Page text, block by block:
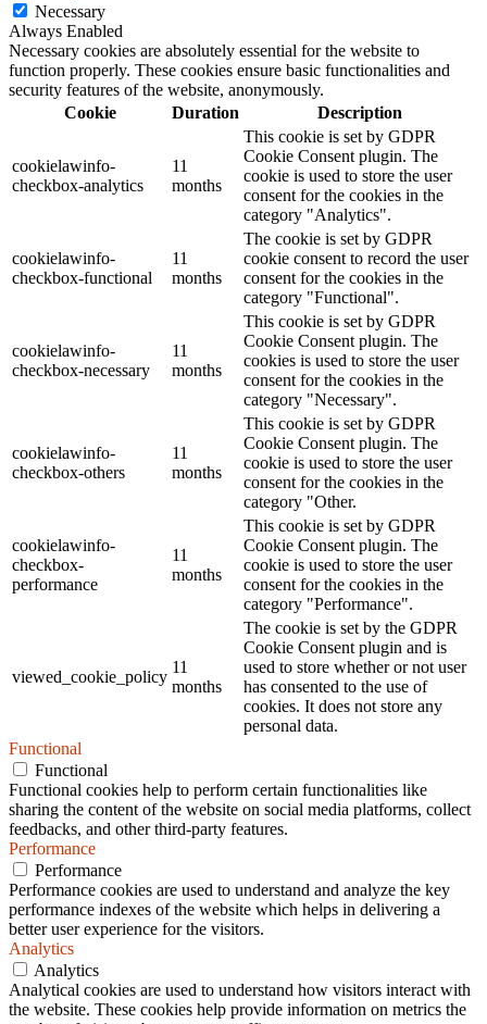
Necessary
Always Enabled
Necessary cookies are absolutely essential for the website to
function properly. These cookies ensure basic functionalities and
security features of the website, anonymously.
Cookie
Duration Description
cookielawinfo-
checkbox-analytics
11
months
This cookie is set by GDPR
Cookie Consent plugin. The
cookie is used to store the user
consent for the cookies in the
category "Analytics".
cookielawinfo-
checkbox-functional
11
months
The cookie is set by GDPR
cookie consent to record the user
consent for the cookies in the
category "Functional".
cookielawinfo-
checkbox-necessary
11
months
This cookie is set by GDPR
Cookie Consent plugin. The
cookies is used to store the user
consent for the cookies in the
category "Necessary".
cookielawinfo-
checkbox-others
11
months
This cookie is set by GDPR
Cookie Consent plugin. The
cookie is used to store the user
consent for the cookies in the
category "Other.
cookielawinfo-
checkbox-
performance
11
months
This cookie is set by GDPR
Cookie Consent plugin. The
cookie is used to store the user
consent for the cookies in the
category "Performance".
viewed_cookie_policy
11
months
The cookie is set by the GDPR
Cookie Consent plugin and is
used to store whether or not user
has consented to the use of
cookies. It does not store any
personal data.
Functional
Functional
Functional cookies help to perform certain functionalities like
sharing the content of the website on social media platforms, collect
feedbacks, and other third-party features.
Performance
Performance
Performance cookies are used to understand and analyze the key
performance indexes of the website which helps in delivering a
better user experience for the visitors.
Analytics
Analytics
Analytical cookies are used to understand how visitors interact with
the website. These cookies help provide information on metrics the